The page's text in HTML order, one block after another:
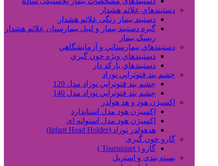
دستبندهاي علائم هشدار
دستبند بیمار رنگی علائم هشدار
گیره دستبند بیمار و لیبل بیمارستان علائم هشدار
ریسک بیمار
دستبندهاي بيمارستاني و آزمايشگاهي
دستبندهاي ويژه خون گيري
دستبندهاي بارکد دار
چشم بند فتوتراپي نوزاد
چشم بند فتوتراپي نوزاد مدل 120
چشم بند فتوتراپي نوزاد مدل 140
اکسیژن هود و هد هولدر
اکسیژن هود مدل استاندارد
اکسیژن هود مدل استوانه ای
هدهولدر نوزاد (Infant Head Holder)
گارو خون گیری
گارو ( Tourniquet )
بسته بندی و استریل